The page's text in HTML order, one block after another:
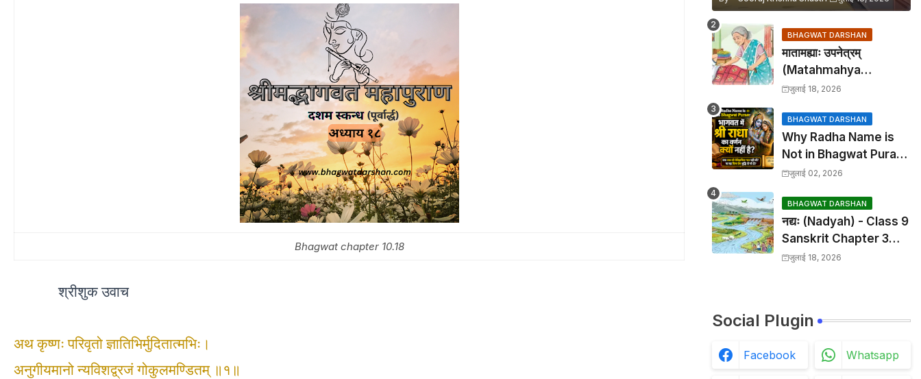
Bhagwat chapter 10.18
श्रीशुक उवाच
अथ कृष्णः परिवृतो ज्ञातिभिर्मुदितात्मभिः।
अनुगीयमानो न्यविशद्व्रजं गोकुलमण्डितम् ॥१॥
BHAGWAT DARSHAN
मातामह्याः उपनेत्रम्
(Matahmahya
Upanetram) - Class 9
Translation &
Solutions
जुलाई 18, 2026
BHAGWAT DARSHAN
Why Radha Name is
Not in Bhagwat Puran:
भागवत में श्री राधा का वर्णन क्यों
जुलाई 02, 2026
BHAGWAT DARSHAN
नद्यः (Nadyah) - Class 9
Sanskrit Chapter 3
Translation &
जुलाई 18, 2026
Social Plugin
Facebook Whatsapp